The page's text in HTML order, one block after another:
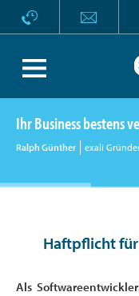
Ihr Business bestens
Ralph Günther exali
Haftpflicht
Als